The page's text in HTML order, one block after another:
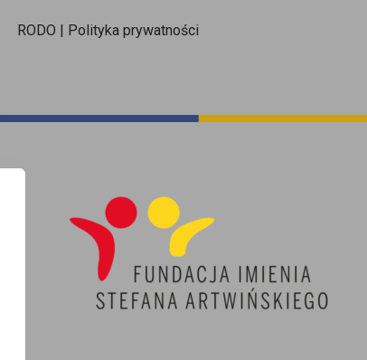
RODO | Polityka prywatności